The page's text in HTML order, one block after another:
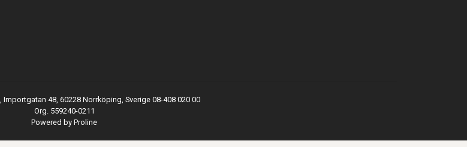
Importgatan 48, 60228 Norrköping, Sverige 08-408 020 00
Org. 559240-0211
Powered by Proline